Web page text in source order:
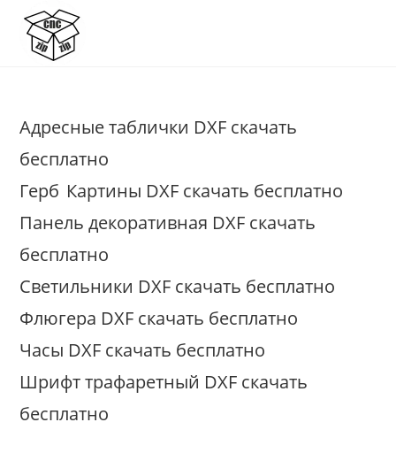
Перейти
содержимому
Адресные таблички DXF скачать
бесплатно
Герб Картины DXF скачать бесплатно
Панель декоративная DXF скачать
бесплатно
Светильники DXF скачать бесплатно
Флюгера DXF скачать бесплатно
Часы DXF скачать бесплатно
Шрифт трафаретный DXF скачать
бесплатно